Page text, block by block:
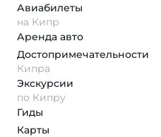
Авиабилеты
на Кипр
Аренда авто
Достопримеча­тельности
Кипра
Экскурсии
по Кипру
Гиды
Карты